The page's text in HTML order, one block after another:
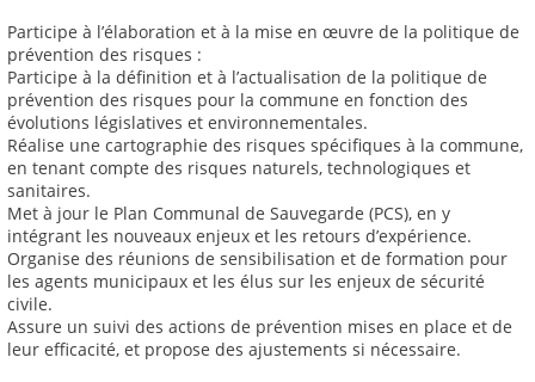
Participe à l’élaboration et à la mise en œuvre de la politique de
prévention des risques :
Participe à la définition et à l’actualisation de la politique de
prévention des risques pour la commune en fonction des
évolutions législatives et environnementales.
Réalise une cartographie des risques spécifiques à la commune,
en tenant compte des risques naturels, technologiques et
sanitaires.
Met à jour le Plan Communal de Sauvegarde (PCS), en y
intégrant les nouveaux enjeux et les retours d’expérience.
Organise des réunions de sensibilisation et de formation pour
les agents municipaux et les élus sur les enjeux de sécurité
civile.
Assure un suivi des actions de prévention mises en place et de
leur efficacité, et propose des ajustements si nécessaire.